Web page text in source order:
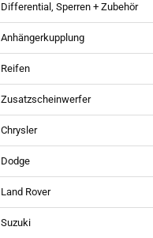
Differential, Sperren + Zubehör
Anhängerkupplung
Reifen
Zusatzscheinwerfer
Chrysler
Dodge
Land Rover
Suzuki